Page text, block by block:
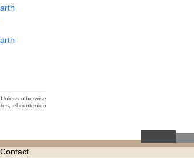
otherwise
el contenido
Contact